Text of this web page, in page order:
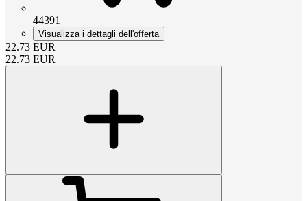
44391
Visualizza i dettagli dell'offerta
22.73 EUR
22.73 EUR